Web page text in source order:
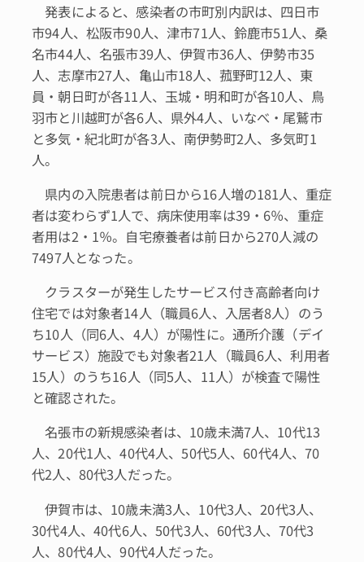
発表によると、感染者の市町別内訳は、四日市
市94人、松阪市90人、津市71人、鈴鹿市51人、桑
名市44人、名張市39人、伊賀市36人、伊勢市35
人、志摩市27人、亀山市18人、菰野町12人、東
員・朝日町が各11人、玉城・明和町が各10人、鳥
羽市と川越町が各6人、県外4人、いなべ・尾鷲市
と多気・紀北町が各3人、南伊勢町2人、多気町1
人。
県内の入院患者は前日から16人増の181人、重症
者は変わらず1人で、病床使用率は39・6％、重症
者用は2・1％。自宅療養者は前日から270人減の
7497人となった。
クラスターが発生したサービス付き高齢者向け
住宅では対象者14人（職員6人、入居者8人）のう
ち10人（同6人、4人）が陽性に。通所介護（デイ
サービス）施設でも対象者21人（職員6人、利用者
15人）のうち16人（同5人、11人）が検査で陽性
と確認された。
名張市の新規感染者は、10歳未満7人、10代13
人、20代1人、40代4人、50代5人、60代4人、70
代2人、80代3人だった。
伊賀市は、10歳未満3人、10代3人、20代3人、
30代4人、40代6人、50代3人、60代3人、70代3
人、80代4人、90代4人だった。